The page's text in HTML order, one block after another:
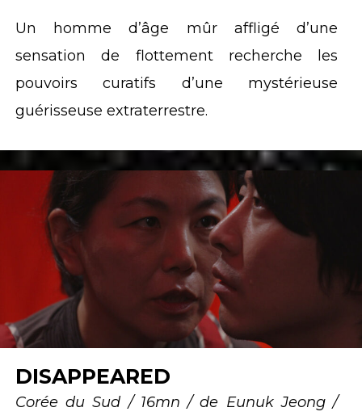
Un homme d’âge mûr affligé d’une
sensation de flottement recherche les
pouvoirs curatifs d’une mystérieuse
guérisseuse extraterrestre.
DISAPPEARED
Corée du Sud / 16mn / de Eunuk Jeong /